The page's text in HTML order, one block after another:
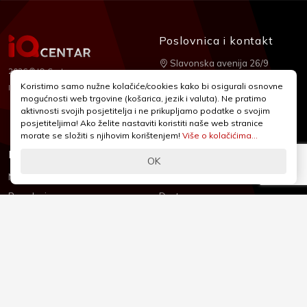
2026 © IQ Centar
Izrada:Nubilus
Informacije
Novosti & Promocije
Brandovi
Podrška
Dostava
Poslovnica i kontakt
Slavonska avenija 26/9
+385 1 2455 950
webshop@iqcentar.hr
Pon - Pet od 9 - 17h
Koristimo samo nužne kolačiće/cookies kako bi osigurali osnovne
mogućnosti web trgovine (košarica, jezik i valuta). Ne pratimo
aktivnosti svojih posjetitelja i ne prikupljamo podatke o svojim
posjetiteljima! Ako želite nastaviti koristiti naše web stranice
morate se složiti s njihovim korištenjem! Više o kolačićima...
OK